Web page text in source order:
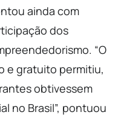
ainda com
dos
“O
e gratuito permitiu,
obtivessem
no Brasil”, pontuou